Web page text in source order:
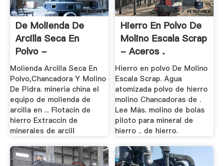
De Molienda De
Arcilla Seca En
Polvo -
Linchong.xyz
Molienda Arcilla Seca En
Polvo,Chancadora Y Molino
De Pidra. mineria china el
equipo de molienda de
arcilla en ... Flotacin de
hierro Extraccin de
minerales de arcill
Hierro En Polvo De
Molino Escala Scrap
- Aceros .
Hierro en polvo De Molino
Escala Scrap. Agua
atomizada polvo de hierro
molino Chancadoras de .
Lee Más. molino de bolas
piloto para mineral de
hierro .. de hierro.